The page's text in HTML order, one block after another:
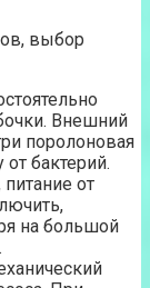
выбор
Внешний
поролоновая
бактерий.
от
на большой